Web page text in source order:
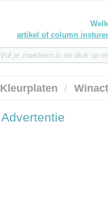
artikel of column
Kleurplaten
Advertentie